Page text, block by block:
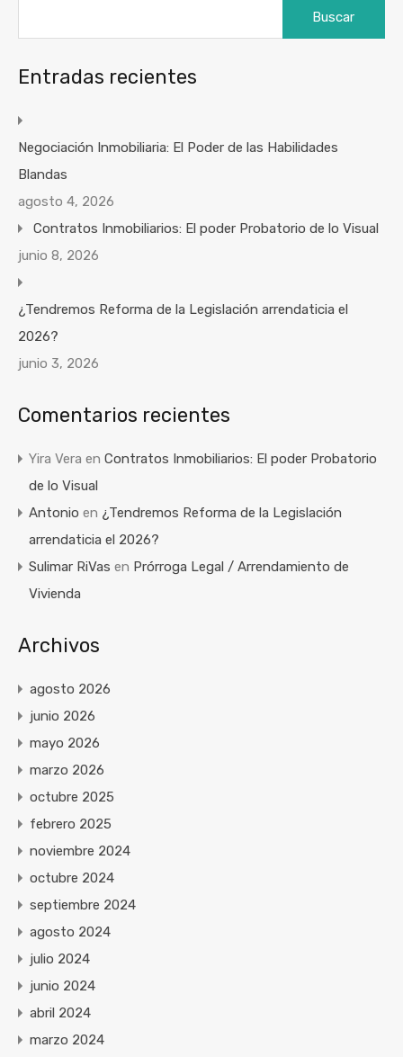
Entradas recientes
Negociación Inmobiliaria: El Poder de las Habilidades
Blandas
agosto 4, 2026
Contratos Inmobiliarios: El poder Probatorio de lo Visual
junio 8, 2026
¿Tendremos Reforma de la Legislación arrendaticia el
2026?
junio 3, 2026
Comentarios recientes
Yira Vera en Contratos Inmobiliarios: El poder Probatorio
de lo Visual
Antonio en ¿Tendremos Reforma de la Legislación
arrendaticia el 2026?
Sulimar RiVas en Prórroga Legal / Arrendamiento de
Vivienda
Archivos
agosto 2026
junio 2026
mayo 2026
marzo 2026
octubre 2025
febrero 2025
noviembre 2024
octubre 2024
septiembre 2024
agosto 2024
julio 2024
junio 2024
abril 2024
marzo 2024